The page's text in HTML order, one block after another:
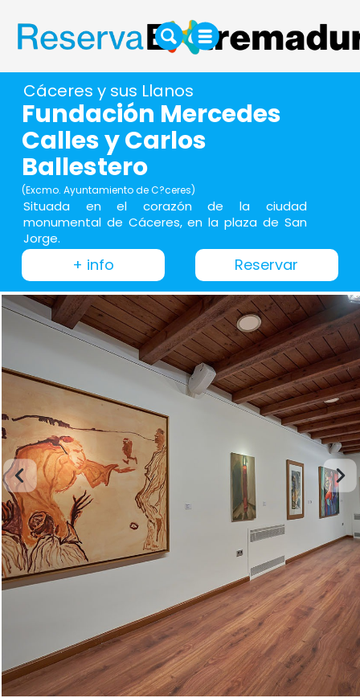
Cáceres y sus Llanos
Fundación Mercedes
Calles y Carlos
Ballestero
(Excmo. Ayuntamiento de C?ceres)
Situada en el corazón de la ciudad
monumental de Cáceres, en la plaza de San
Jorge.
+ info Reservar